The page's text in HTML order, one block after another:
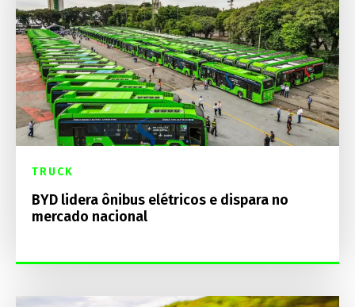
TRUCK
BYD lidera ônibus elétricos e dispara no
mercado nacional